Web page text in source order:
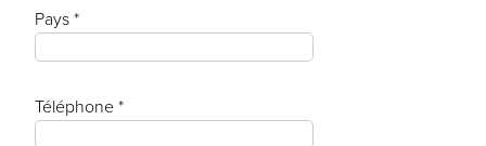
Pays *
Téléphone *